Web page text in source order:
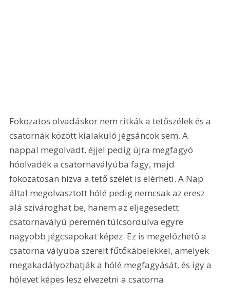
Fokozatos olvadáskor nem ritkák a tetőszélek és a
csatornák között kialakuló jégsáncok sem. A
nappal megolvadt, éjjel pedig újra megfagyó
hóolvadék a csatornavályúba fagy, majd
fokozatosan hízva a tető szélét is elérheti. A Nap
által megolvasztott hólé pedig nemcsak az eresz
alá szivároghat be, hanem az eljegesedett
csatornavályú peremén túlcsordulva egyre
nagyobb jégcsapokat képez. Ez is megelőzhető a
csatorna vályúba szerelt fűtőkábelekkel, amelyek
megakadályozhatják a hólé megfagyását, és így a
hólevet képes lesz elvezetni a csatorna.